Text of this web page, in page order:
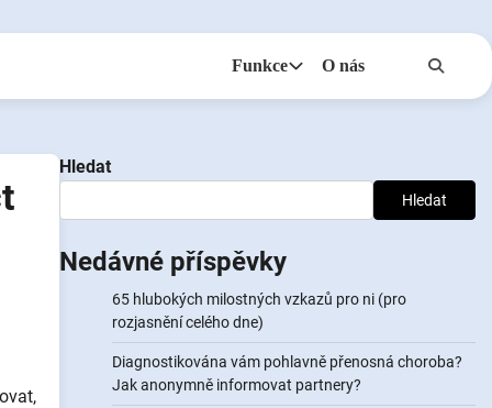
Funkce O nás
Hledat
Hledat
Nedávné příspěvky
65 hlubokých milostných vzkazů pro ni (pro
rozjasnění celého dne)
Diagnostikována vám pohlavně přenosná choroba?
Jak anonymně informovat partnery?